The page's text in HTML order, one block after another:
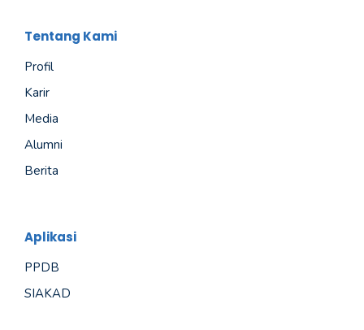
Tentang Kami
Profil
Karir
Media
Alumni
Berita
Aplikasi
PPDB
SIAKAD